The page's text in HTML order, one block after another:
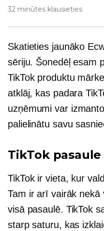
32 minūtes klausieties
Skatieties jaunāko
sēriju. Šonedēļ esam
TikTok produktu
atklāj, kas padara
uzņēmumi var
palielinātu savu
TikTok pasaule
TikTok ir vieta, kur
Tam ir arī vairāk nekā
visā pasaulē. TikTok
starp saturu, kas